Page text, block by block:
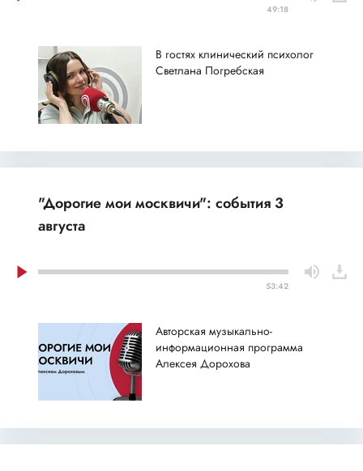
49:18
В гостях клинический психолог
Светлана Погребская
"Дорогие мои москвичи": события 3
августа
53:42
Авторская музыкально-
информационная программа
Алексея Дорохова